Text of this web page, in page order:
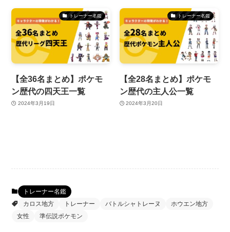
トレーナー名鑑
【全36名まとめ】ポケモ
ン歴代の四天王一覧
2024年3月19日
トレーナー名鑑
【全28名まとめ】ポケモ
ン歴代の主人公一覧
2024年3月20日
トレーナー名鑑
カロス地方
トレーナー バトルシャトレーヌ
ホウエン地方
女性
準伝説ポケモン